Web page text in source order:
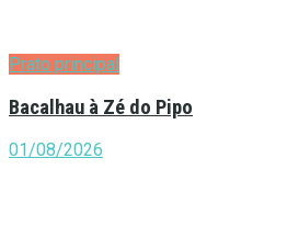
Prato principal
Bacalhau à Zé do Pipo
01/08/2026